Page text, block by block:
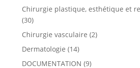
Chirurgie plastique, esthétique et
(30)
Chirurgie vasculaire (2)
Dermatologie (14)
DOCUMENTATION (9)